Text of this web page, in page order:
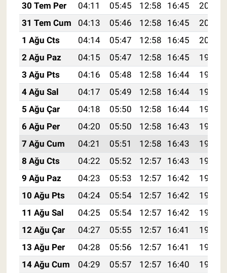
30 Tem Per
04:11 05:45 12:58 16:45
20:01
31 Tem Cum
04:13 05:46 12:58 16:45
20:01
1 Ağu Cts
04:14 05:47 12:58 16:45
20:00
2 Ağu Paz
04:15 05:47 12:58 16:45
19:59
3 Ağu Pts
04:16 05:48 12:58 16:44
19:58
4 Ağu Sal
04:17 05:49 12:58 16:44
19:57
5 Ağu Çar
04:18 05:50 12:58 16:44
19:56
6 Ağu Per
04:20 05:50 12:58 16:43
19:55
7 Ağu Cum
04:21 05:51 12:58 16:43
19:54
8 Ağu Cts
04:22 05:52 12:57 16:43
19:53
9 Ağu Paz
04:23 05:53 12:57 16:42
19:52
10 Ağu Pts
04:24 05:54 12:57 16:42
19:51
11 Ağu Sal
04:25 05:54 12:57 16:42
19:50
12 Ağu Çar
04:27 05:55 12:57 16:41
19:48
13 Ağu Per
04:28 05:56 12:57 16:41
19:47
14 Ağu Cum
04:29 05:57 12:57 16:40
19:46